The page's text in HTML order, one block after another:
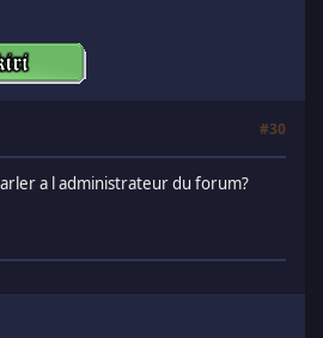
#30
a l administrateur du forum?